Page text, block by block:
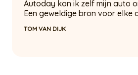
Autoday kon ik zelf mijn auto
Een geweldige bron voor elke
TOM VAN DIJK